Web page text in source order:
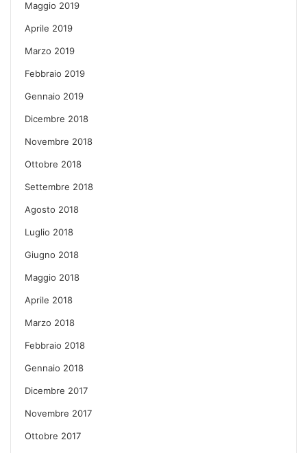
Maggio 2019
Aprile 2019
Marzo 2019
Febbraio 2019
Gennaio 2019
Dicembre 2018
Novembre 2018
Ottobre 2018
Settembre 2018
Agosto 2018
Luglio 2018
Giugno 2018
Maggio 2018
Aprile 2018
Marzo 2018
Febbraio 2018
Gennaio 2018
Dicembre 2017
Novembre 2017
Ottobre 2017